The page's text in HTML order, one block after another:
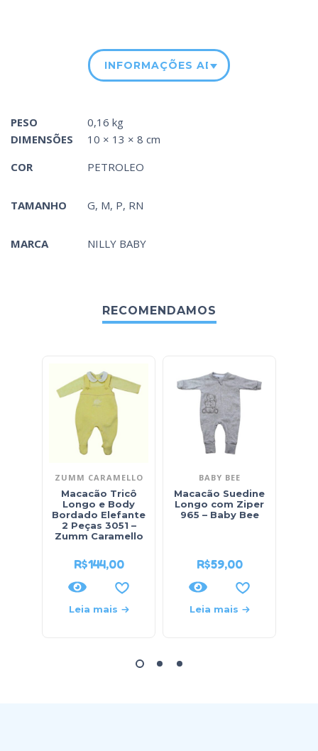
INFORMAÇÕES ADICIONAIS
PESO
0,16 kg
DIMENSÕES
10 × 13 × 8 cm
COR
PETROLEO
TAMANHO G, M, P, RN
MARCA NILLY BABY
RECOMENDAMOS
ZUMM CARAMELLO
Macacão Tricô
Longo e Body
Bordado Elefante
2 Peças 3051 –
Zumm Caramello
R$144,00
Leia mais
BABY BEE
Macacão Suedine
Longo com Ziper
965 – Baby Bee
R$59,00
Leia mais